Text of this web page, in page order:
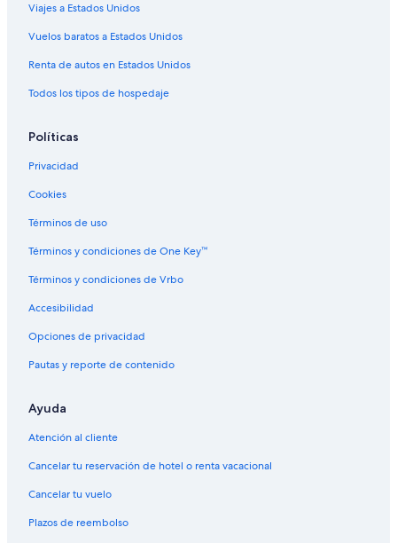
Viajes a Estados Unidos
Vuelos baratos a Estados Unidos
Renta de autos en Estados Unidos
Todos los tipos de hospedaje
Políticas
Privacidad
Cookies
Términos de uso
Términos y condiciones de One Key™
Términos y condiciones de Vrbo
Accesibilidad
Opciones de privacidad
Pautas y reporte de contenido
Ayuda
Atención al cliente
Cancelar tu reservación de hotel o renta vacacional
Cancelar tu vuelo
Plazos de reembolso